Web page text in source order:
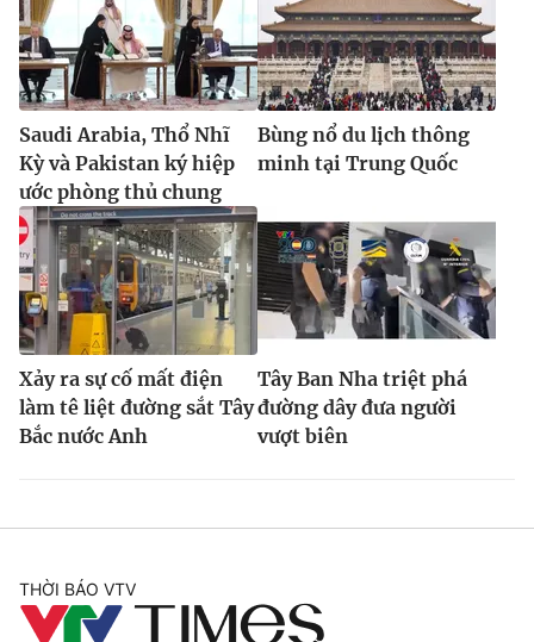
Saudi Arabia, Thổ Nhĩ
Kỳ và Pakistan ký hiệp
ước phòng thủ chung
Bùng nổ du lịch thông
minh tại Trung Quốc
Xảy ra sự cố mất điện
làm tê liệt đường sắt Tây
Bắc nước Anh
Tây Ban Nha triệt phá
đường dây đưa người
vượt biên
THỜI BÁO VTV